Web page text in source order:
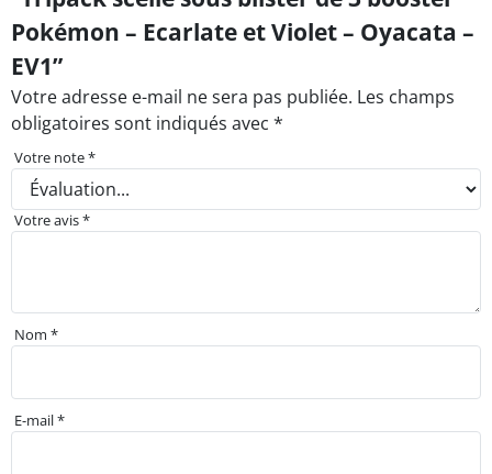
Pokémon – Ecarlate et Violet – Oyacata –
EV1”
Votre adresse e-mail ne sera pas publiée. Les champs
obligatoires sont indiqués avec *
Votre note*
Votre avis*
Nom*
E-mail*